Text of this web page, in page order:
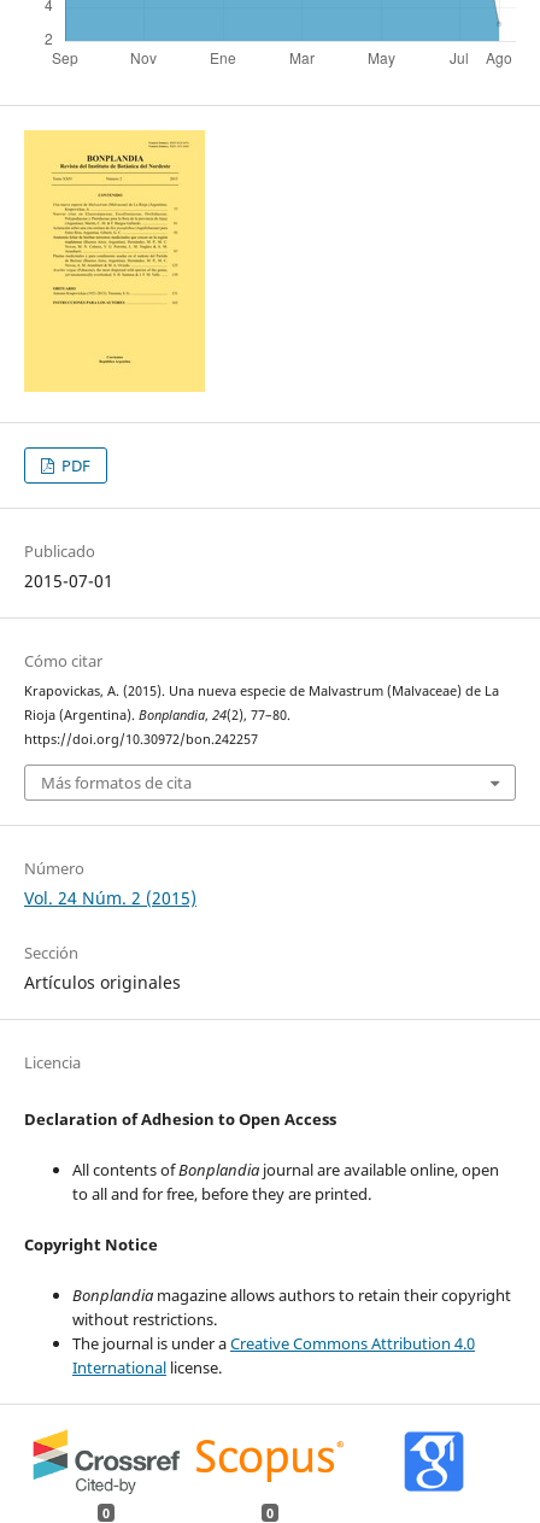
PDF
Publicado
2015-07-01
Cómo citar
Krapovickas, A. (2015). Una nueva especie de Malvastrum (Malvaceae) de La
Rioja (Argentina). Bonplandia, 24(2), 77–80.
https://doi.org/10.30972/bon.242257
Más formatos de cita
Número
Vol. 24 Núm. 2 (2015)
Sección
Artículos originales
Licencia
Declaration of Adhesion to Open Access
All contents ofBonplandiajournal are available online, open
to all and for free, before they are printed.
Copyright Notice
Bonplandiamagazine allows authors to retain their copyright
without restrictions.
The journal is under aCreative Commons Attribution 4.0
Internationallicense.
0 0